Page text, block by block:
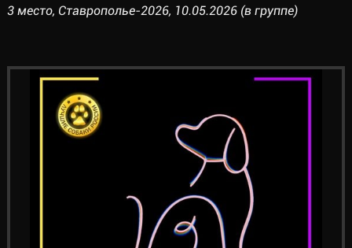
3 место, Ставрополье-2026, 10.05.2026 (в группе)